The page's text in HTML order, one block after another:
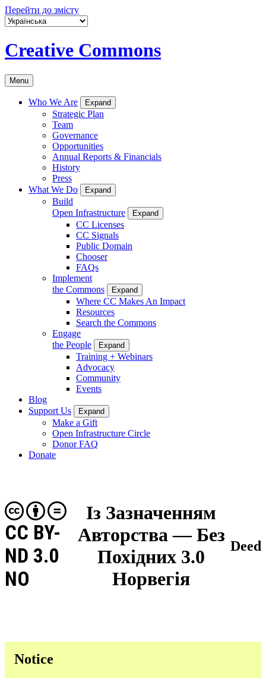
Перейти до змісту
Creative Commons
Menu
Who We Are Expand
Strategic Plan
Team
Governance
Opportunities
Annual Reports & Financials
History
Press
What We Do
Expand
Build
Open Infrastructure
Expand
CC Licenses
CC Signals
Public Domain
Chooser
FAQs
Implement
the Commons
Expand
Where CC Makes An Impact
Resources
Search the Commons
Engage
the People
Expand
Training + Webinars
Advocacy
Community
Events
Blog
Support Us
Expand
Make a Gift
Open Infrastructure Circle
Donor FAQ
Donate
Із Зазначенням
Авторства — Без
Похідних 3.0
Норвегія
CC BY-
ND 3.0
NO
Deed
Notice